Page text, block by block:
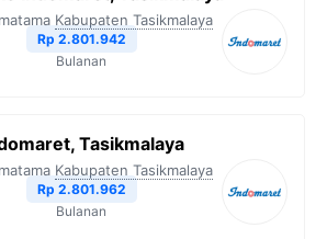
Kabupaten Tasikmalaya
Rp 2.801.942
Bulanan
Tasikmalaya
Kabupaten Tasikmalaya
Rp 2.801.962
Bulanan